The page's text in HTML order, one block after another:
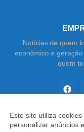
Notícias de quem
econômico e
quem
Este site utiliza
personalizar anúncios